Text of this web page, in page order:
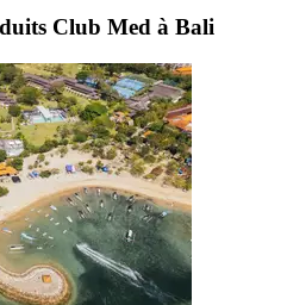
Club Med à Bali